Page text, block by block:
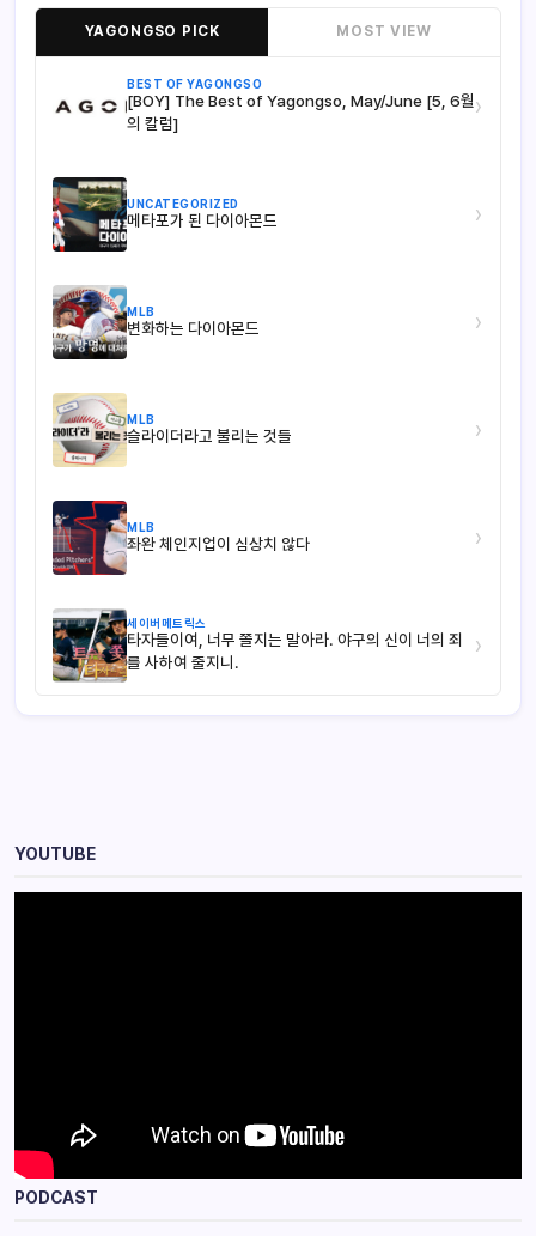
YAGONGSO PICK MOST VIEW
BEST OF YAGONGSO
[BOY] The Best of Yagongso, May/June [5, 6월
의 칼럼]
›
UNCATEGORIZED
메타포가 된 다이아몬드 ›
MLB
변화하는 다이아몬드 ›
MLB
슬라이더라고 불리는 것들 ›
MLB
좌완 체인지업이 심상치 않다 ›
세이버메트릭스
타자들이여, 너무 쫄지는 말아라. 야구의 신이 너의 죄
를 사하여 줄지니.
›
YOUTUBE
PODCAST